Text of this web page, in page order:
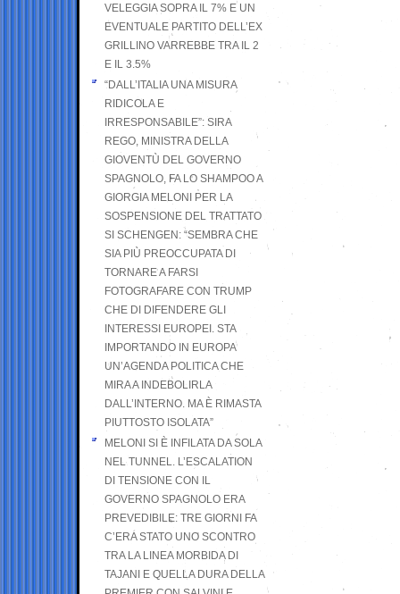
VELEGGIA SOPRA IL 7% E UN
EVENTUALE PARTITO DELL’EX
GRILLINO VARREBBE TRA IL 2
E IL 3.5%
“DALL’ITALIA UNA MISURA
RIDICOLA E
IRRESPONSABILE”: SIRA
REGO, MINISTRA DELLA
GIOVENTÙ DEL GOVERNO
SPAGNOLO, FA LO SHAMPOO A
GIORGIA MELONI PER LA
SOSPENSIONE DEL TRATTATO
SI SCHENGEN: “SEMBRA CHE
SIA PIÙ PREOCCUPATA DI
TORNARE A FARSI
FOTOGRAFARE CON TRUMP
CHE DI DIFENDERE GLI
INTERESSI EUROPEI. STA
IMPORTANDO IN EUROPA
UN’AGENDA POLITICA CHE
MIRA A INDEBOLIRLA
DALL’INTERNO. MA È RIMASTA
PIUTTOSTO ISOLATA”
MELONI SI È INFILATA DA SOLA
NEL TUNNEL. L’ESCALATION
DI TENSIONE CON IL
GOVERNO SPAGNOLO ERA
PREVEDIBILE: TRE GIORNI FA
C’ERA STATO UNO SCONTRO
TRA LA LINEA MORBIDA DI
TAJANI E QUELLA DURA DELLA